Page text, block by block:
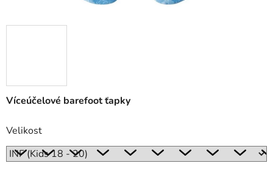
Víceúčelové barefoot ťapky
Velikost